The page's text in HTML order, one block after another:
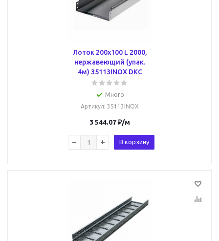
Лоток 200х100 L 2000,
нержавеющий (упак.
4м) 35113INOX DKC
Много
Артикул: 35113INOX
3 544.07₽/м
В корзину